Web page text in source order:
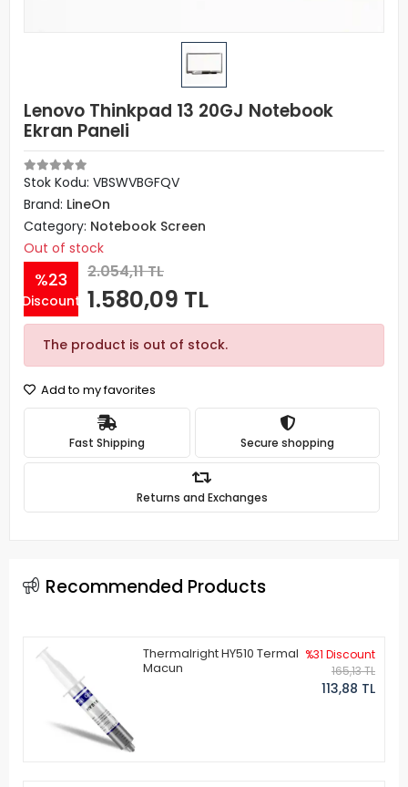
Lenovo Thinkpad 13 20GJ Notebook
Ekran Paneli
Stok Kodu: VBSWVBGFQV
Brand: LineOn
Category: Notebook Screen
Out of stock
%23
Discount
2.054,11 TL
1.580,09 TL
The product is out of stock.
Add to my favorites
Fast Shipping Secure shopping
Returns and Exchanges
Recommended Products
Thermalright HY510 Termal
Macun
%31 Discount
165,13 TL
113,88 TL